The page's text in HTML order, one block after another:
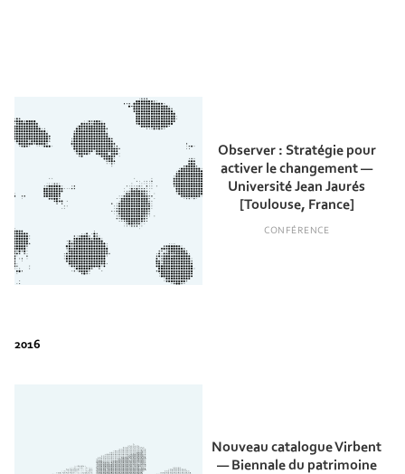
Observer : Stratégie pour
activer le changement —
Université Jean Jaurés
[Toulouse, France]
CONFÉRENCE
Nouveau catalogue Virbent
— Biennale du patrimoine